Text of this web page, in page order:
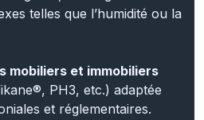
PH3, etc.) adaptée
et réglementaires.